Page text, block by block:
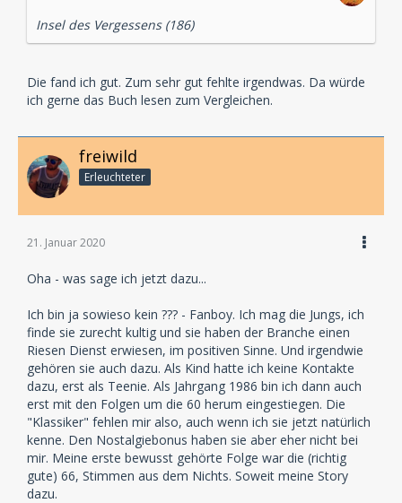
Insel des Vergessens (186)
Die fand ich gut. Zum sehr gut fehlte irgendwas. Da würde
ich gerne das Buch lesen zum Vergleichen.
freiwild
Erleuchteter
21. Januar 2020
Oha - was sage ich jetzt dazu...
Ich bin ja sowieso kein ??? - Fanboy. Ich mag die Jungs, ich
finde sie zurecht kultig und sie haben der Branche einen
Riesen Dienst erwiesen, im positiven Sinne. Und irgendwie
gehören sie auch dazu. Als Kind hatte ich keine Kontakte
dazu, erst als Teenie. Als Jahrgang 1986 bin ich dann auch
erst mit den Folgen um die 60 herum eingestiegen. Die
"Klassiker" fehlen mir also, auch wenn ich sie jetzt natürlich
kenne. Den Nostalgiebonus haben sie aber eher nicht bei
mir. Meine erste bewusst gehörte Folge war die (richtig
gute) 66, Stimmen aus dem Nichts. Soweit meine Story
dazu.